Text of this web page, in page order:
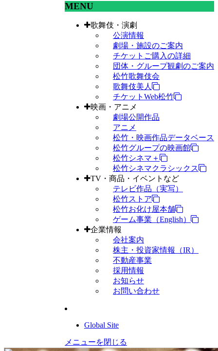
MENU
歌舞伎・演劇
公演情報
劇場・施設のご案内
チケットご購入の詳細
団体・グループ観劇のご案内
松竹歌舞伎会
歌舞伎美人
チケットWeb松竹
映画・アニメ
劇場公開作品
アニメ
松竹・映画作品データベース
松竹グループの映画館
松竹シネマ＋
松竹シネマクラシックス
TV・商品・イベントなど
テレビ作品（実写）
松竹ストア
松竹お化け屋本舗
ゲーム事業（English）
企業情報
会社案内
株主・投資家情報（IR）
不動産事業
採用情報
お知らせ
お問い合わせ
Global Site
メニューを閉じる